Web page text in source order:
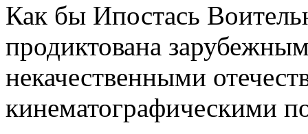
Как бы Ипостась
продиктована
некачественными
кинематографическими